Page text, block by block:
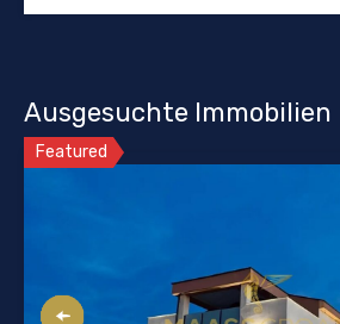
Ausgesuchte Immobilien
Featured